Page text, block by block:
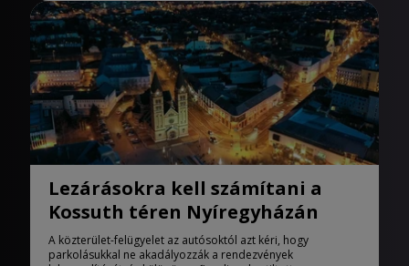
Lezárásokra kell számítani a
Kossuth téren Nyíregyházán
A közterület-felügyelet az autósoktól azt kéri, hogy
parkolásukkal ne akadályozzák a rendezvények